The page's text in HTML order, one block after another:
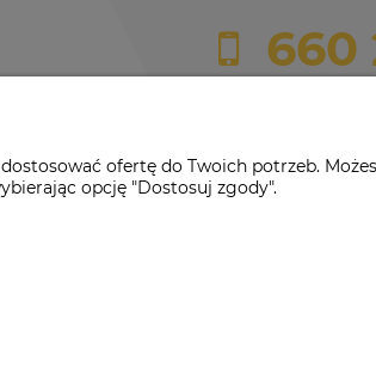
660
Świebodzin |tel: 660-261-382
ofertę do Twoich potrzeb.
opcję "Dostosuj zgody".